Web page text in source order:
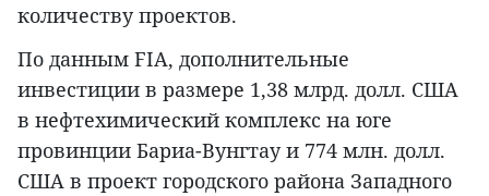
количеству проектов.
По данным FIA, дополнительные
инвестиции в размере 1,38 млрд. долл. США
в нефтехимический комплекс на юге
провинции Бариа-Вунгтау и 774 млн. долл.
США в проект городского района Западного